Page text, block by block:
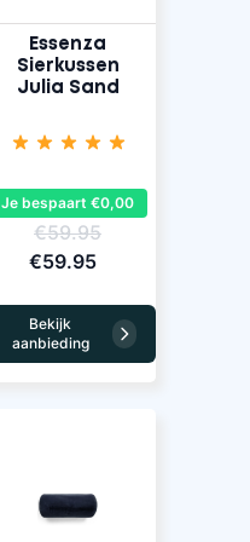
Essenza
Sierkussen
Julia Sand
Je bespaart €0,00
€59.95
€59.95
Bekijk
aanbieding